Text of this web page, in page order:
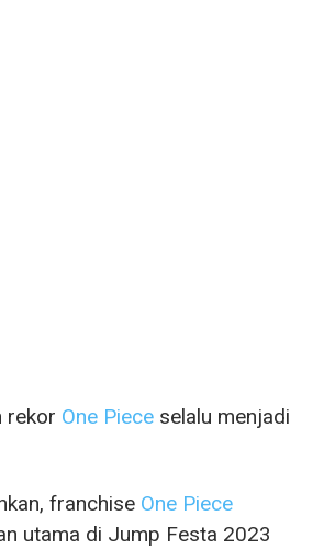
rekor One Piece selalu menjadi
franchise One Piece
utama di Jump Festa 2023